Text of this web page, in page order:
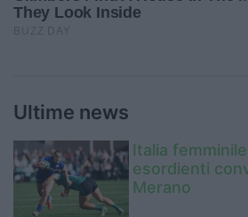
Ultime news
Italia
esordienti
Merano